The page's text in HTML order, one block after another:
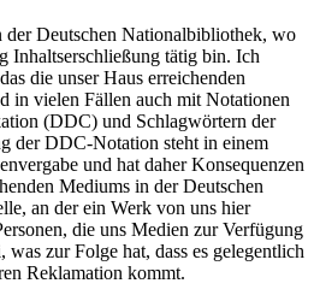
der Deutschen Nationalbibliothek, wo
Inhaltserschließung tätig bin. Ich
die unser Haus erreichenden
in vielen Fällen auch mit Notationen
(DDC) und Schlagwörtern der
der DDC-Notation steht in einem
und hat daher Konsequenzen
Mediums in der Deutschen
an der ein Werk von uns hier
die uns Medien zur Verfügung
zur Folge hat, dass es gelegentlich
Reklamation kommt.